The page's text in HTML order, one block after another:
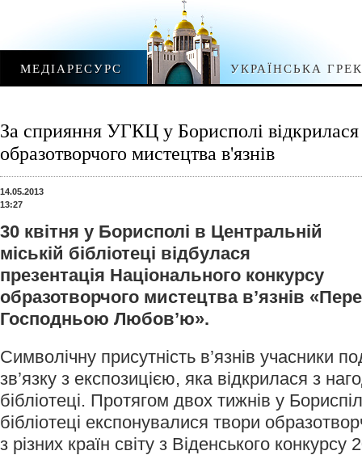
МЕДІАРЕСУРС УКРАЇНСЬКА
За сприяння УГКЦ у Борисполі відкрилася
образотворчого мистецтва в'язнів
14.05.2013
13:27
30 квітня у Борисполі в Центральній
міській бібліотеці відбулася
презентація Національного конкурсу
образотворчого мистецтва в’язнів
Господньою Любов’ю».
Символічну присутність в’язнів учасники
зв’язку з експозицією, яка відкрилася з
бібліотеці. Протягом двох тижнів у
бібліотеці експонувалися твори
з різних країн світу з Віденського конкурсу